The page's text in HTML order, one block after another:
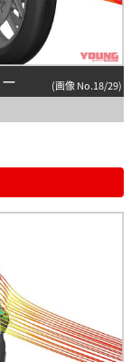
(画像 No.18/29)